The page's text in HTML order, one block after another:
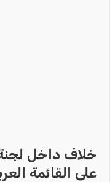
خلاف داخل
على القائمة